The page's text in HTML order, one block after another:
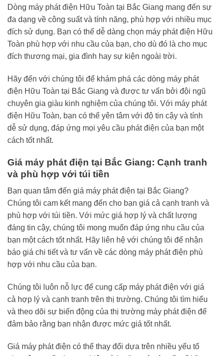
Dòng máy phát điện Hữu Toàn tại Bắc Giang mang đến sự
đa dạng về công suất và tính năng, phù hợp với nhiều mục
đích sử dụng. Bạn có thể dễ dàng chọn máy phát điện Hữu
Toàn phù hợp với nhu cầu của bạn, cho dù đó là cho mục
đích thương mại, gia đình hay sự kiện ngoài trời.
Hãy đến với chúng tôi để khám phá các dòng máy phát
điện Hữu Toàn tại Bắc Giang và được tư vấn bởi đội ngũ
chuyên gia giàu kinh nghiệm của chúng tôi. Với máy phát
điện Hữu Toàn, bạn có thể yên tâm với độ tin cậy và tính
dễ sử dụng, đáp ứng mọi yêu cầu phát điện của bạn một
cách tốt nhất.
Giá máy phát điện tại Bắc Giang: Cạnh tranh
và phù hợp với túi tiền
Bạn quan tâm đến giá máy phát điện tại Bắc Giang?
Chúng tôi cam kết mang đến cho bạn giá cả cạnh tranh và
phù hợp với túi tiền. Với mức giá hợp lý và chất lượng
đáng tin cậy, chúng tôi mong muốn đáp ứng nhu cầu của
bạn một cách tốt nhất. Hãy liên hệ với chúng tôi để nhận
báo giá chi tiết và tư vấn về các dòng máy phát điện phù
hợp với nhu cầu của bạn.
Chúng tôi luôn nỗ lực để cung cấp máy phát điện với giá
cả hợp lý và cạnh tranh trên thị trường. Chúng tôi tìm hiểu
và theo dõi sự biến động của thị trường máy phát điện để
đảm bảo rằng bạn nhận được mức giá tốt nhất.
Giá máy phát điện có thể thay đổi dựa trên nhiều yếu tố